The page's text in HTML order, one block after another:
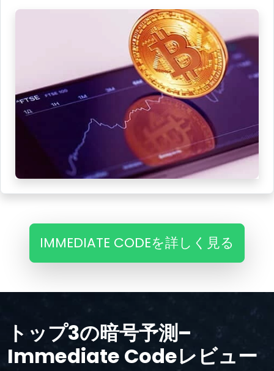
IMMEDIATE CODEを詳しく見る
トップ3の暗号予測–
Immediate Codeレビュー